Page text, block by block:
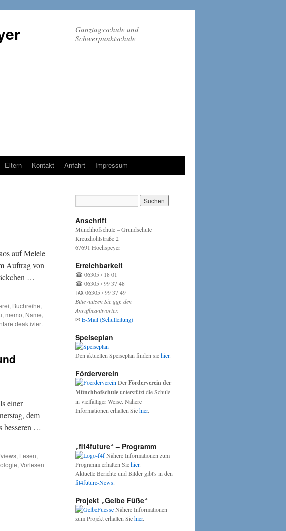
Ganztagsschule und
Schwerpunktschule
Eltern Kontakt Anfahrt Impressum
auf Melele
Auftrag von
…
, Buchreihe,
, memo, Name,
deaktiviertfür
Lesedschungel
einer
dem
besseren …
, Lesen,
, Vorlesen
Anschrift
Münchhofschule – Grundschule
Kreuzhohlstraße 2
67691 Hochspeyer
Erreichbarkeit
☎ 06305 / 18 01
☎ 06305 / 99 37 48
℻ 06305 / 99 37 49
Bitte nutzen Sie ggf. den
Anrufbeantworter.
✉E-Mail (Schulleitung)
Speiseplan
Den aktuellen Speiseplan finden siehier.
Förderverein
DerFörderverein der
Münchhofschuleunterstützt die Schule
in vielfältiger Weise. Nähere
Informationen erhalten Siehier.
„fit4future“ – Programm
Nähere Informationen zum
Programm erhalten Siehier.
Aktuelle Berichte und Bilder gibt's in den
fit4future-News.
Projekt „Gelbe Füße“
Nähere Informationen
zum Projekt erhalten Siehier.